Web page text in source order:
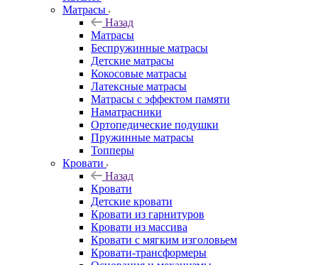
Матрасы
Назад
Матрасы
Беспружинные матрасы
Детские матрасы
Кокосовые матрасы
Латексные матрасы
Матрасы с эффектом памяти
Наматрасники
Ортопедические подушки
Пружинные матрасы
Топперы
Кровати
Назад
Кровати
Детские кровати
Кровати из гарнитуров
Кровати из массива
Кровати с мягким изголовьем
Кровати-трансформеры